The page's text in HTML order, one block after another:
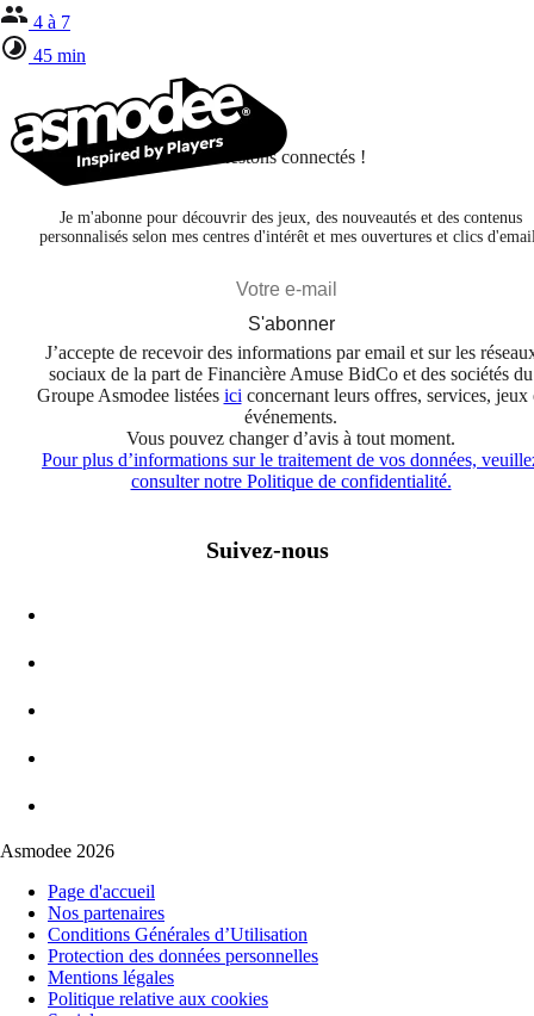
4 à 7
45 min
Restons connectés !
Je m'abonne pour découvrir des jeux, des nouveautés et des contenus
personnalisés selon mes centres d'intérêt et mes ouvertures et clics
S'abonner
J’accepte de recevoir des informations par email et sur les
sociaux de la part de Financière Amuse BidCo et des sociétés du
Groupe Asmodee listées ici concernant leurs offres, services, jeux
événements.
Vous pouvez changer d’avis à tout moment.
Pour plus d’informations sur le traitement de vos données,
consulter notre Politique de confidentialité.
Suivez-nous
Asmodee 2026
Page d'accueil
Nos partenaires
Conditions Générales d’Utilisation
Protection des données personnelles
Mentions légales
Politique relative aux cookies